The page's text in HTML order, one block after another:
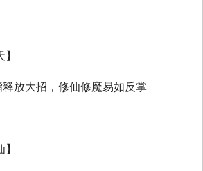
放大招，修仙修魔易如反掌